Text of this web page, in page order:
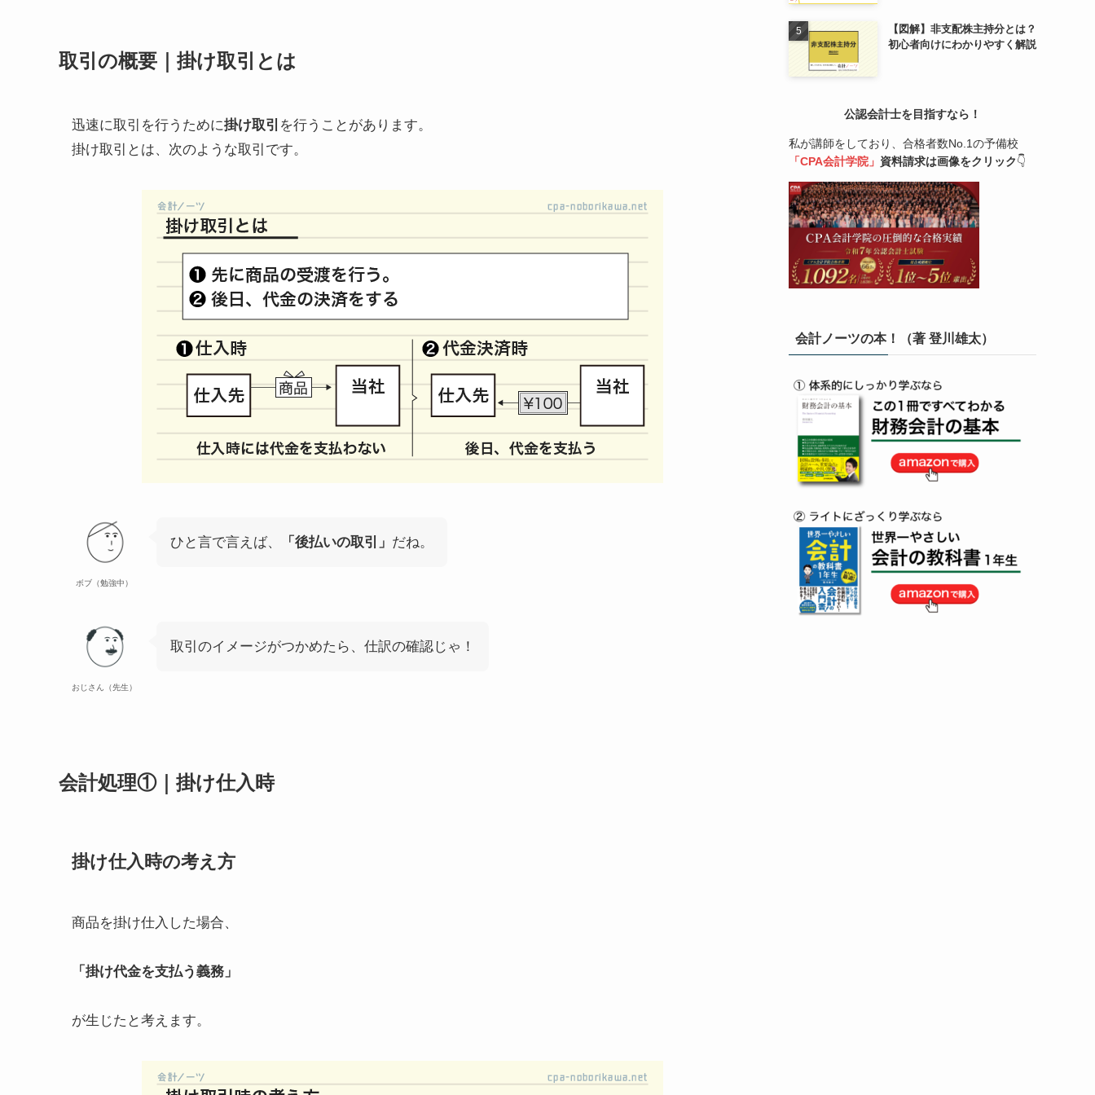
取引の概要｜掛け取引とは
迅速に取引を行うために掛け取引 を行うことがあります。
掛け取引とは、次のような取引です。
ボブ（勉強中）
ひと言で言えば、 「後払いの取引」 だね。
おじさん（先生）
取引のイメージがつかめたら、仕訳の確認じゃ！
会計処理①｜掛け仕入時
掛け仕入時の考え方
商品を掛け仕入した場合、
「掛け代金を支払う義務」
が生じたと考えます。
【図解】非支配株主持分とは？
初心者向けにわかりやすく解説
公認会計士を目指すなら！
私が講師をしており、合格者数No.1の予備校
「CPA会計学院」 資料請求は画像をクリック👇
会計ノーツの本！（著 登川雄太）